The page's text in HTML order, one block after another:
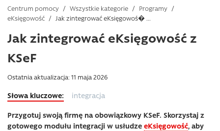
Centrum pomocy / Wszystkie kategorie / Programy /
eKsięgowość / Jak zintegrować eKsięgowoś� ...
Jak zintegrować eKsięgowość z
KSeF
Ostatnia aktualizacja: 11 maja 2026
integracja
Przygotuj swoją firmę na obowiązkowy KSeF. Skorzystaj z
gotowego modułu integracji w usłudze eKsięgowość, aby